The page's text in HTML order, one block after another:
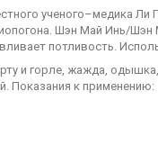
ученого–медика Ли
Шэн Май Инь/Шэн
потливость.
и горле, жажда,
Показания к применению: